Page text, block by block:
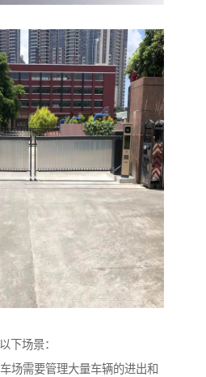
下场景：
场需要管理大量车辆的进出和